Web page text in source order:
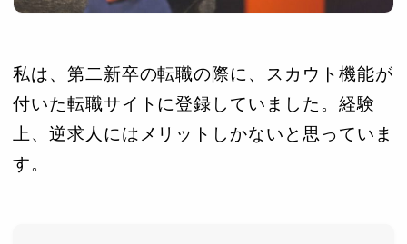
私は、第二新卒の転職の際に、スカウト機能が
付いた転職サイトに登録していました。経験
上、逆求人にはメリットしかないと思っていま
す。